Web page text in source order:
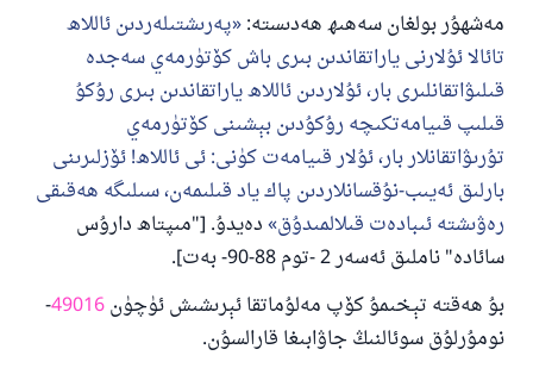
مەشھۇر بولغان سەھىھ ھەدىستە: پەرىشتىلەردىن ئاللاھ
تائالا ئۇلارنى ياراتقاندىن بىرى باش كۆتۈرمەي سەجدە
قىلىۋاتقانلىرى بار، ئۇلاردىن ئاللاھ ياراتقاندىن بىرى رۇكۇ
قىلىپ قىيامەتكىچە رۇكۇدىن بېشىنى كۆتۈرمەي
تۇرىۋاتقانلار بار، ئۇلار قىيامەت كۈنى: ئى ئاللاھ! ئۆزلىرىنى
بارلىق ئەيىب-نۇقسانلاردىن پاك ياد قىلىمەن، سىلىگە ھەقىقى
رەۋىشتە ئىبادەت قىلالمىدۇق دەيدۇ. ["مىپتاھ دارۇس
سائادە" ناملىق ئەسەر 2 -توم 88-90- بەت].
بۇ ھەقتە تېخىمۇ كۆپ مەلۇماتقا ئېرىشىش ئۈچۈن49016
-
نومۇرلۇق سوئالنىڭ جاۋابىغا قارالسۇن.